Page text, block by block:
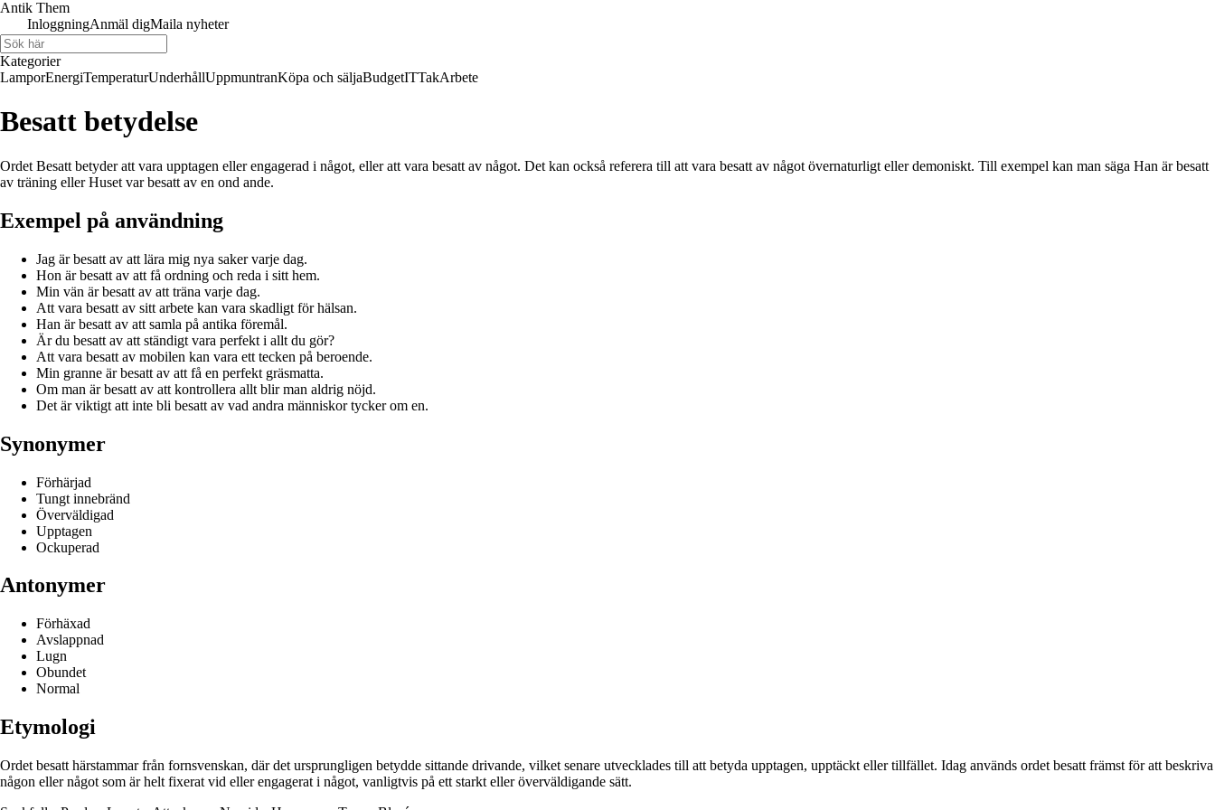
Antik Them
InloggningAnmäl digMaila nyheter
Kategorier
LamporEnergiTemperaturUnderhållUppmuntranKöpa och säljaBudgetITTakArbete
Besatt betydelse
Ordet Besatt betyder att vara upptagen eller engagerad i något, eller att vara besatt av något. Det kan också referera till att vara besatt av något övernaturligt eller demoniskt. Till exempel kan man säga Han är besatt
av träning eller Huset var besatt av en ond ande.
Exempel på användning
Jag är besatt av att lära mig nya saker varje dag.
Hon är besatt av att få ordning och reda i sitt hem.
Min vän är besatt av att träna varje dag.
Att vara besatt av sitt arbete kan vara skadligt för hälsan.
Han är besatt av att samla på antika föremål.
Är du besatt av att ständigt vara perfekt i allt du gör?
Att vara besatt av mobilen kan vara ett tecken på beroende.
Min granne är besatt av att få en perfekt gräsmatta.
Om man är besatt av att kontrollera allt blir man aldrig nöjd.
Det är viktigt att inte bli besatt av vad andra människor tycker om en.
Synonymer
Förhärjad
Tungt innebränd
Överväldigad
Upptagen
Ockuperad
Antonymer
Förhäxad
Avslappnad
Lugn
Obundet
Normal
Etymologi
Ordet besatt härstammar från fornsvenskan, där det ursprungligen betydde sittande drivande, vilket senare utvecklades till att betyda upptagen, upptäckt eller tillfället. Idag används ordet besatt främst för att beskriva
någon eller något som är helt fixerat vid eller engagerat i något, vanligtvis på ett starkt eller överväldigande sätt.